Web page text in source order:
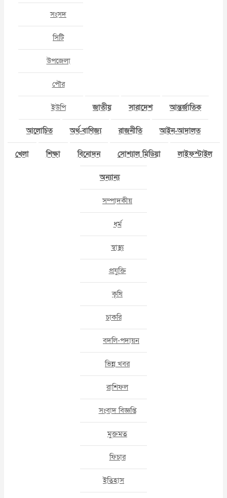
সংসদ
সিটি
উপজেলা
পৌর
ইউপি জাতীয় সারাদেশ আন্তর্জাতিক
আলোচিত অর্থ-বাণিজ্য রাজনীতি আইন-আদালত
খেলা শিক্ষা বিনোদন সোশ্যাল মিডিয়া লাইফস্টাইল
অন্যান্য
সম্পাদকীয়
ধর্ম
স্বাস্থ্য
প্রযুক্তি
কৃষি
চাকরি
বদলি-পদায়ন
ভিন্ন খবর
রাশিফল
সংবাদ বিজ্ঞপ্তি
মুক্তমত
ফিচার
ইতিহাস